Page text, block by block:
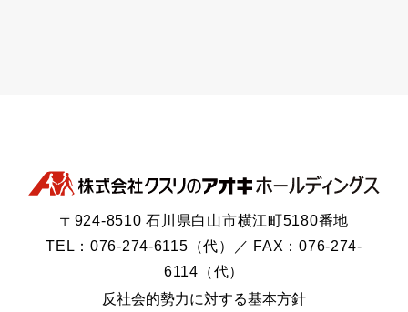
〒924-8510 石川県白山市横江町5180番地
TEL：076-274-6115（代）／ FAX：076-274-
6114（代）
反社会的勢力に対する基本方針